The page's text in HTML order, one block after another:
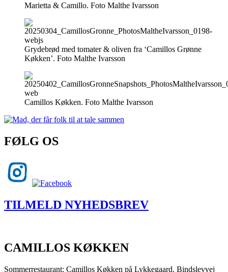
Marietta & Camillo. Foto Malthe Ivarsson
Grydebrød med tomater & oliven fra ‘Camillos Grønne
Køkken’. Foto Malthe Ivarsson
Camillos Køkken. Foto Malthe Ivarsson
FØLG OS
TILMELD NYHEDSBREV
CAMILLOS KØKKEN
Sommerrestaurant: Camillos Køkken på Lykkegaard. Bindslevvej